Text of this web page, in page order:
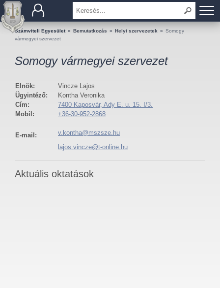
BEMUTATKOZÁS
TAGOK
KÉRDÉSEK ÉS VÁLASZOK
KIADVÁNYOK
KAPCSOLAT
Számviteli Egyesület » Bemutatkozás » Helyi szervezetek » Somogy
vármegyei szervezet
Somogy vármegyei szervezet
Elnök:
Vincze Lajos
Ügyintéző:
Kontha Veronika
Cím:
7400 Kaposvár, Ady E. u. 15. I/3.
Mobil:
+36-30-952-2868
E-mail:
v.kontha@mszsze.hu
lajos.vincze@t-online.hu
Aktuális oktatások